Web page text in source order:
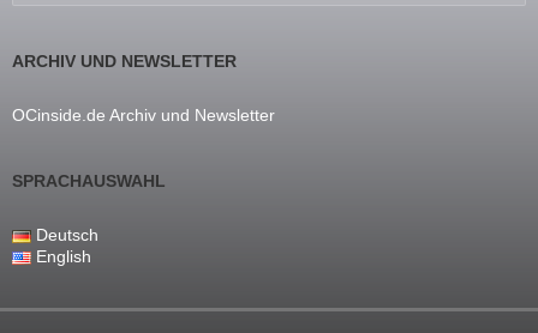
ARCHIV UND NEWSLETTER
OCinside.de Archiv und Newsletter
SPRACHAUSWAHL
Deutsch
English